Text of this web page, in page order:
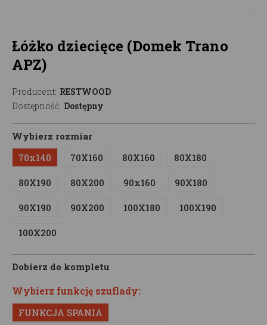
Łóżko dziecięce (Domek Trano
APZ)
Producent: RESTWOOD
Dostępność: Dostępny
Wybierz rozmiar
70x140
70X160 80X160 80X180
80X190 80X200 90x160 90X180
90X190 90X200 100X180 100X190
100X200
Dobierz do kompletu
Wybierz funkcję szuflady:
FUNKCJA SPANIA